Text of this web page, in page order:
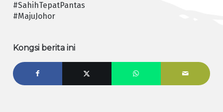
#SahihTepatPantas
#MajuJohor
Kongsi berita ini